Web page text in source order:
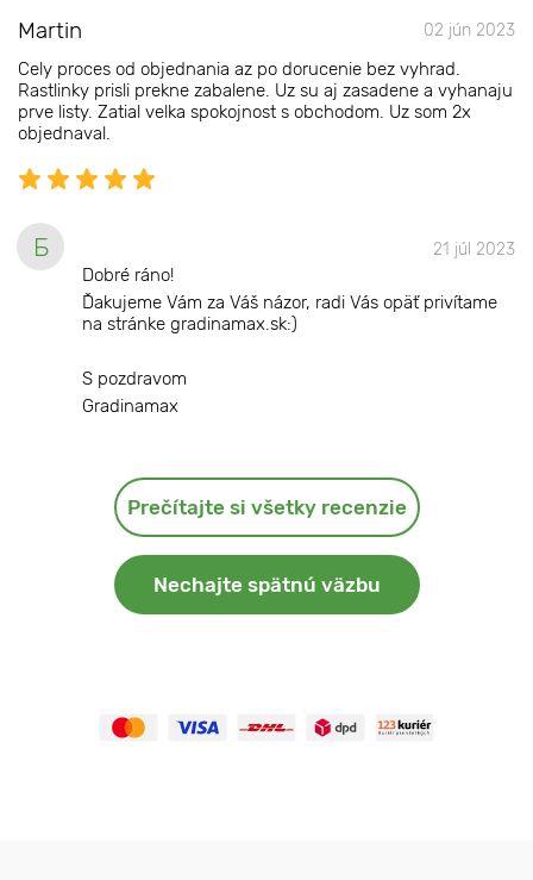
Martin 02 jún 2023
Cely proces od objednania az po dorucenie bez vyhrad.
Rastlinky prisli prekne zabalene. Uz su aj zasadene a vyhanaju
prve listy. Zatial velka spokojnost s obchodom. Uz som 2x
objednaval.
Б 21 júl 2023
Dobré ráno!
Ďakujeme Vám za Váš názor, radi Vás opäť privítame
na stránke gradinamax.sk:)
S pozdravom
Gradinamax
Prečítajte si všetky recenzie
Nechajte spätnú väzbu